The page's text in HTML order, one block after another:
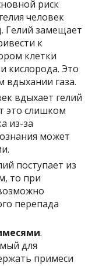
риск
человек
Гелий замещает
к
клетки
кислорода. Это
вдыхании газа.
вдыхает гелий
это слишком
из-за
может
поступает из
то при
перепада
.
для
примеси